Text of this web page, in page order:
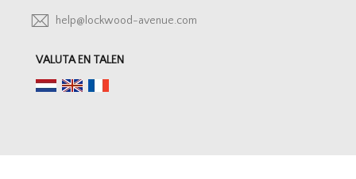
help@lockwood-avenue.com
VALUTA EN TALEN